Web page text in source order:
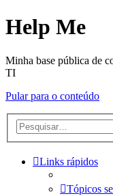
Help Me
Minha base pública de
TI
Pular para o conteúdo
Links rápidos
Tópicos